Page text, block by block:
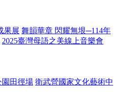
果展 舞韻華章 閃耀無垠─114年
2025臺灣母語之美線上音樂會
園田徑場 衛武營國家文化藝術中